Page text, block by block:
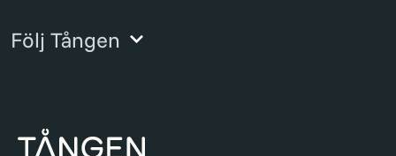
Följ Tången